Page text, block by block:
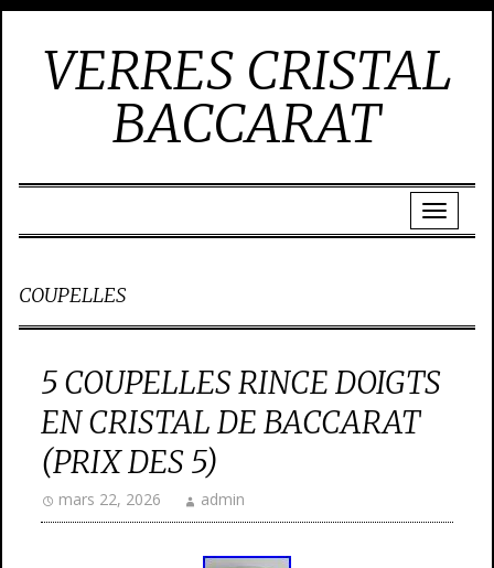
VERRES CRISTAL
BACCARAT
COUPELLES
5 COUPELLES RINCE DOIGTS
EN CRISTAL DE BACCARAT
(PRIX DES 5)
mars 22, 2026 admin